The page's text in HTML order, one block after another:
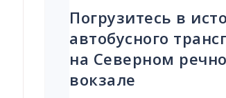
Погрузитесь в
автобусного
на Северном
вокзале